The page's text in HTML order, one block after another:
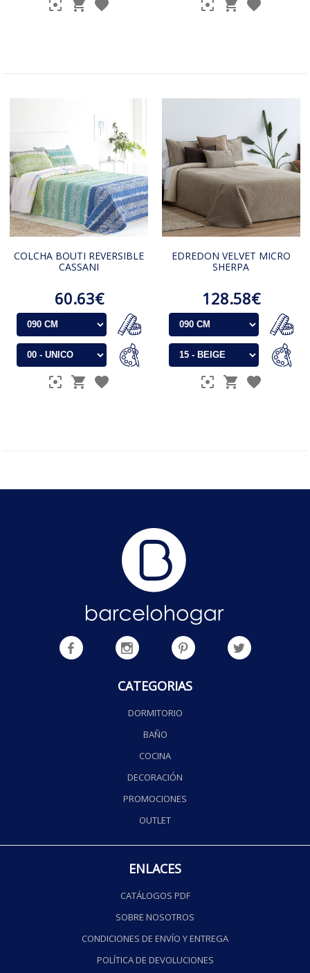
COLCHA BOUTI REVERSIBLE
CASSANI
60.63€
EDREDON VELVET MICRO
SHERPA
128.58€
CATEGORIAS
DORMITORIO
BAÑO
COCINA
DECORACIÓN
PROMOCIONES
OUTLET
ENLACES
CATÁLOGOS PDF
SOBRE NOSOTROS
CONDICIONES DE ENVÍO Y ENTREGA
POLÍTICA DE DEVOLUCIONES